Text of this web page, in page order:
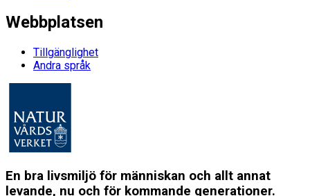
Webbplatsen
Tillgänglighet
Andra språk
En bra livsmiljö för människan och allt annat
levande, nu och för kommande generationer.